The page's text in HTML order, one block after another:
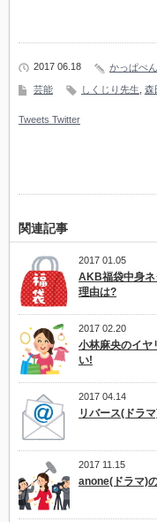
2017 06.18 かっぱぺ
芸能 しくじり先生 森
Tweets Twitter
関連記事
2017 01.05
AKB福袋中身ネ
理由は?
2017 02.20
小林麻央のイヤ
い!
2017 04.14
リバース(ドラ
2017 11.15
anone(ドラマ)